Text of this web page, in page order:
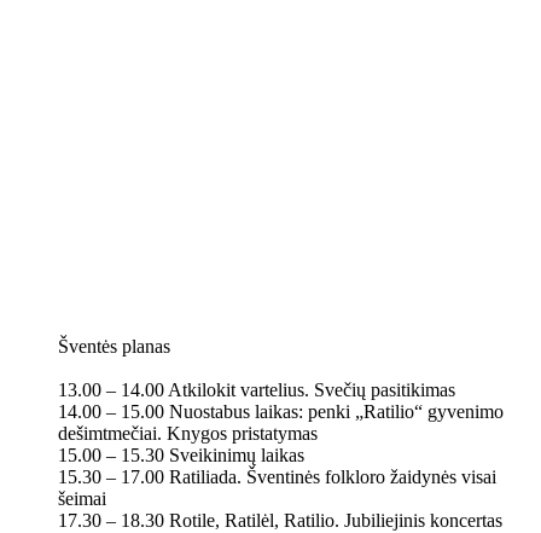
Šventės planas
13.00 – 14.00 Atkilokit vartelius. Svečių pasitikimas
14.00 – 15.00 Nuostabus laikas: penki „Ratilio“ gyvenimo
dešimtmečiai. Knygos pristatymas
15.00 – 15.30 Sveikinimų laikas
15.30 – 17.00 Ratiliada. Šventinės folkloro žaidynės visai
šeimai
17.30 – 18.30 Rotile, Ratilėl, Ratilio. Jubiliejinis koncertas